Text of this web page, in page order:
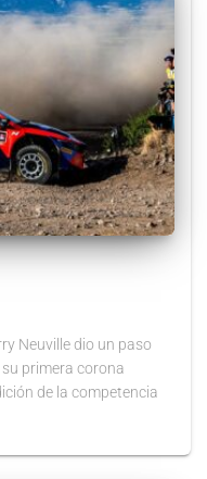
Neuville dio un paso
primera corona
de la competencia